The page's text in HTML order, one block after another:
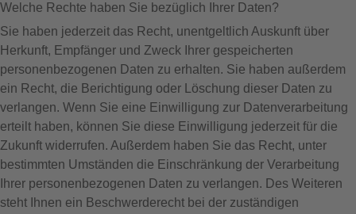
Welche Rechte haben Sie bezüglich Ihrer Daten?
Sie haben jederzeit das Recht, unentgeltlich Auskunft über
Herkunft, Empfänger und Zweck Ihrer gespeicherten
personenbezogenen Daten zu erhalten. Sie haben außerdem
ein Recht, die Berichtigung oder Löschung dieser Daten zu
verlangen. Wenn Sie eine Einwilligung zur Datenverarbeitung
erteilt haben, können Sie diese Einwilligung jederzeit für die
Zukunft widerrufen. Außerdem haben Sie das Recht, unter
bestimmten Umständen die Einschränkung der Verarbeitung
Ihrer personenbezogenen Daten zu verlangen. Des Weiteren
steht Ihnen ein Beschwerderecht bei der zuständigen